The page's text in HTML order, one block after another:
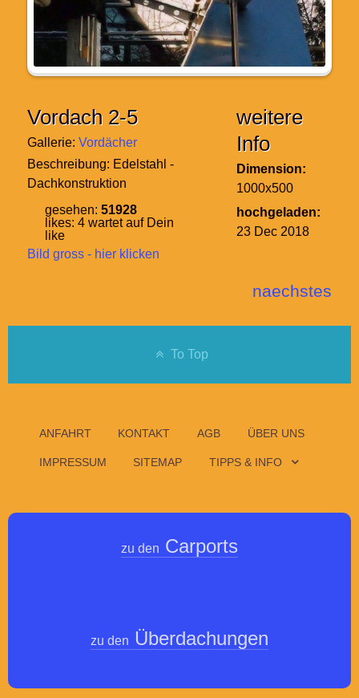
Vordach 2-5
Gallerie: Vordächer
Beschreibung: Edelstahl -
Dachkonstruktion
gesehen: 51928
likes: 4 wartet auf Dein
like
Bild gross - hier klicken
weitere
Info
Dimension:
1000x500
hochgeladen:
23 Dec 2018
naechstes
To Top
ANFAHRT KONTAKT AGB ÜBER UNS
IMPRESSUM SITEMAP TIPPS & INFO
zu den Carports
zu den Überdachungen